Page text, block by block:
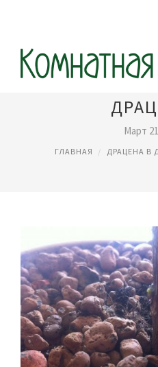
Март
ГЛАВНАЯ ДРАЦЕНА В